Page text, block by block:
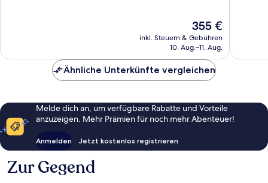
Der
Preis
beträgt
355 €
inkl. Steuern & Gebühren
10. Aug.–11. Aug.
Ähnliche Unterkünfte vergleichen
Melde dich an, um verfügbare Rabatte und Vorteile
anzuzeigen. Mehr Prämien für noch mehr Abenteuer!
Anmelden Jetzt kostenlos registrieren
Zur Gegend